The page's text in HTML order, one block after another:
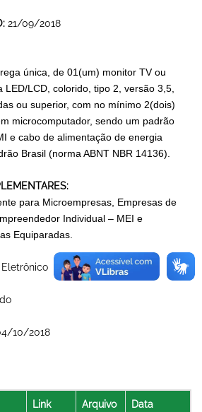
21/09/2018
única, de 01(um) monitor TV ou
LED/LCD, colorido, tipo 2, versão 3,5,
ou superior, com no mínimo 2(dois)
microcomputador, sendo um padrão
e cabo de alimentação de energia
Brasil (norma ABNT NBR 14136).
para Microempresas, Empresas de
Individual – MEI e
Equiparadas.
Eletrônico
10/2018
Link Arquivo Data